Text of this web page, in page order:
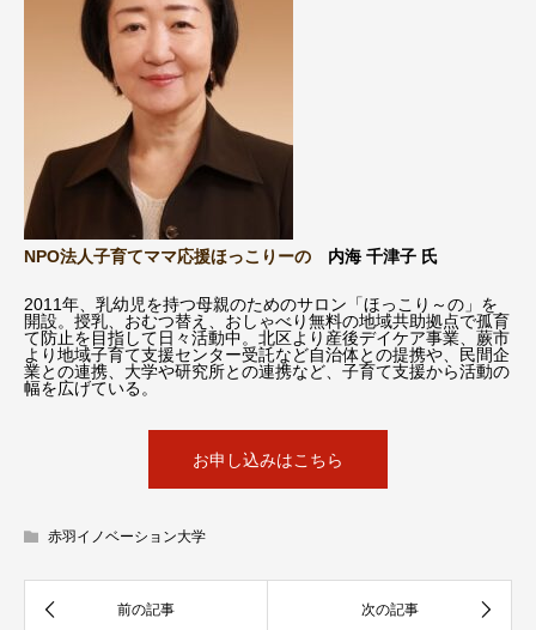
NPO法人子育てママ応援ほっこりーの 内海 千津子 氏
2011年、乳幼児を持つ母親のためのサロン「ほっこり～の」を
開設。授乳、おむつ替え、おしゃべり無料の地域共助拠点で孤育
て防止を目指して日々活動中。北区より産後デイケア事業、蕨市
より地域子育て支援センター受託など自治体との提携や、民間企
業との連携、大学や研究所との連携など、子育て支援から活動の
幅を広げている。
お申し込みはこちら
赤羽イノベーション大学